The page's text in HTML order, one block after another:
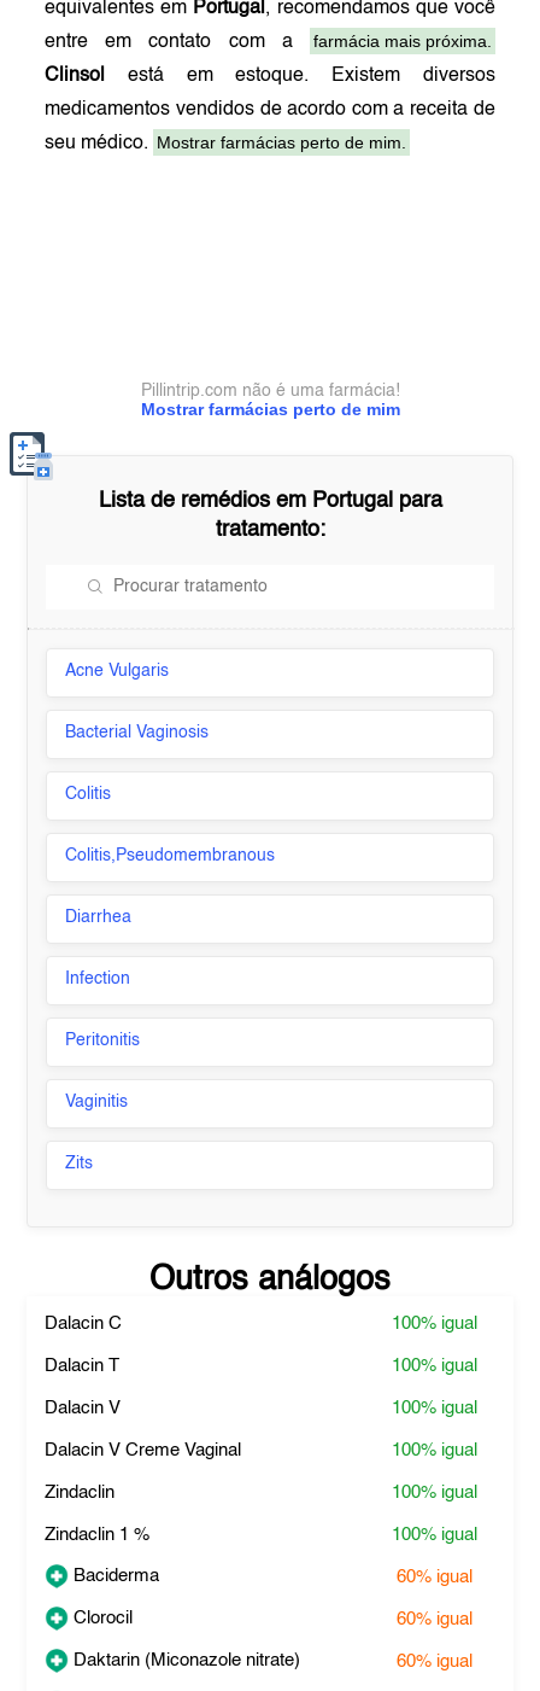
equivalentes em Portugal , recomendamos que você
entre em contato com a
farmácia mais próxima.
Clinsol
está em estoque. Existem diversos
medicamentos vendidos de acordo com a receita de
seu médico. Mostrar farmácias perto de mim.
Mostrar farmácias perto de mim
Pillintrip.com não é uma farmácia!
Lista de remédios em Portugal para
tratamento:
Acne Vulgaris
Bacterial Vaginosis
Colitis
Colitis,Pseudomembranous
Diarrhea
Infection
Peritonitis
Vaginitis
Zits
Outros análogos
Dalacin C 100% igual
Dalacin T 100% igual
Dalacin V 100% igual
Dalacin V Creme Vaginal 100% igual
Zindaclin 100% igual
Zindaclin 1 % 100% igual
Baciderma 60% igual
Clorocil 60% igual
Daktarin (Miconazole nitrate) 60% igual